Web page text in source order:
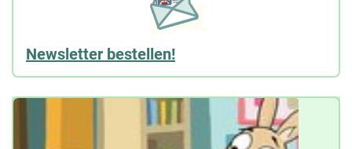
Newsletter bestellen!